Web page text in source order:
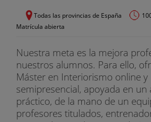
Todas las provincias de España
Matrícula abierta
Nuestra meta es la mejora
nuestros alumnos. Para ello,
Máster en Interiorismo online y
semipresencial, apoyada en un
práctico, de la mano de un
profesores titulados,